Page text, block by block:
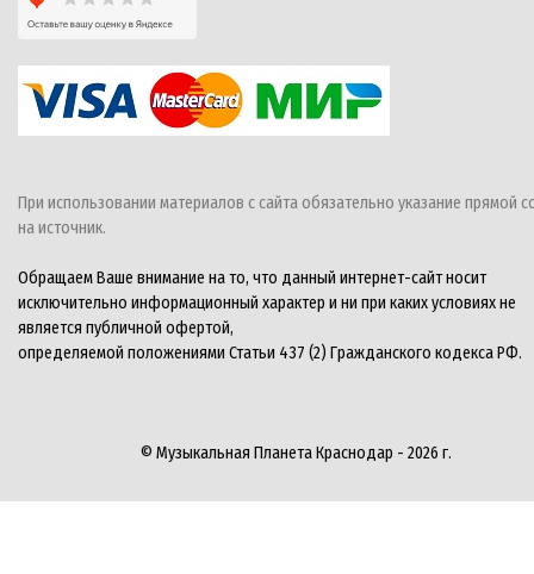
При использовании материалов с сайта обязательно указание прямой
на источник.
Обращаем Ваше внимание на то, что данный интернет-сайт носит
исключительно информационный характер и ни при каких условиях не
является публичной офертой,
определяемой положениями Статьи 437 (2) Гражданского кодекса РФ.
© Музыкальная Планета Краснодар - 2026 г.